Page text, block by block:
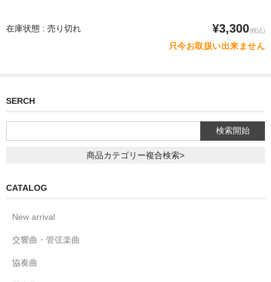
CONTACT
在庫状態 : 売り切れ ¥3,300(税込)
只今お取扱い出来ません
SERCH
商品カテゴリー複合検索>
CATALOG
New arrival
交響曲・管弦楽曲
協奏曲